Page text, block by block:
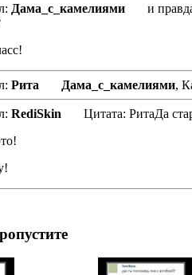
Дама_с_камелиями
и
Рита Дама_с_камелиями,
RediSkin
Цитата: РитаДа